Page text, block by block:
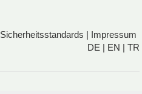
Sicherheitsstandards | Impressum
DE | EN | TR